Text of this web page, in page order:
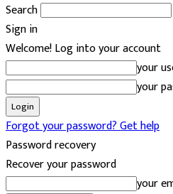
Search
Sign in
Welcome! Log into your account
your
your
Forgot your password? Get help
Password recovery
Recover your password
your